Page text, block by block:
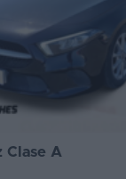
Clase A